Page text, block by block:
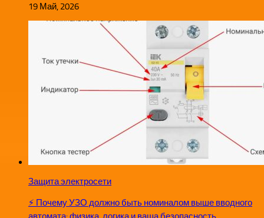
19 Май, 2026
Защита электросети
⚡ Почему УЗО должно быть номиналом выше вводного